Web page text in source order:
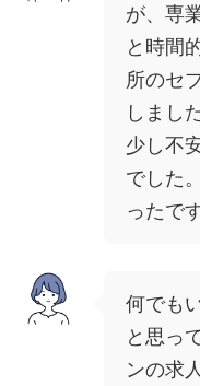
が、専
と時間
所のセ
しまし
少し不
でした
ったです
何でも
と思っ
ンの求